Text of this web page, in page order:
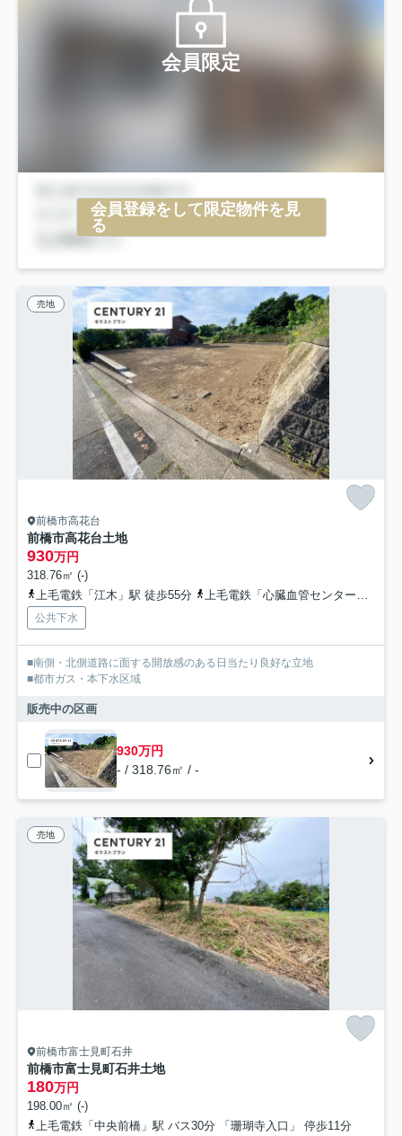
会員限定
会員登録をして限定物件を見
る
売地
前橋市高花台
前橋市高花台土地
930万円
318.76㎡ (-)
上毛電鉄「江木」駅 徒歩55分
上毛電鉄「心臓血管センター」駅 徒歩56分
公共下水
■南側・北側道路に面する開放感のある日当たり良好な立地
■都市ガス・本下水区域
販売中の区画
930万円
- / 318.76㎡ / -
売地
前橋市富士見町石井
前橋市富士見町石井土地
180万円
198.00㎡ (-)
上毛電鉄「中央前橋」駅 バス30分 「珊瑚寺入口」 停歩11分